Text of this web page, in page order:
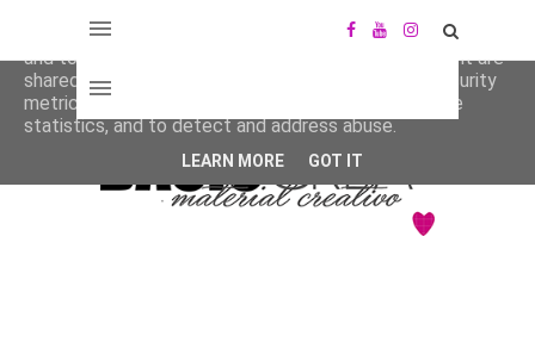
This site uses cookies from Google to deliver its services
and to analyze traffic. Your IP address and user-agent are
shared with Google along with performance and security
metrics to ensure quality of service, generate usage
statistics, and to detect and address abuse.
LEARN MORE GOT IT